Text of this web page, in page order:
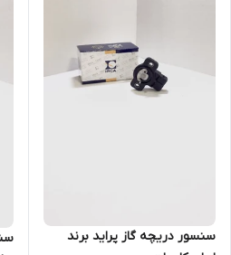
سنسور دریچه گاز پراید برند